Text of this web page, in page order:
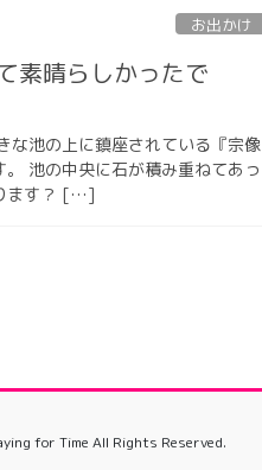
お出かけ
素晴らしかったで
な池の上に鎮座されている『宗像
池の中央に石が積み重ねてあっ
ます？ […]
for Time All Rights Reserved.